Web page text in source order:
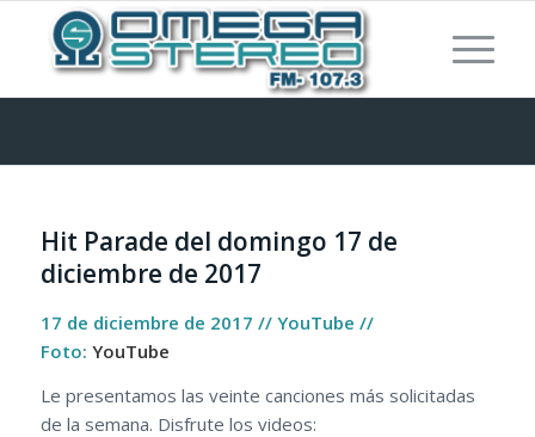
Hit Parade del domingo 17 de
diciembre de 2017
17 de diciembre de 2017 // YouTube //
Foto: YouTube
Le presentamos las veinte canciones más solicitadas
de la semana. Disfrute los videos: